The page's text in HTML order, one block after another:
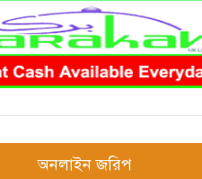
অনলাইন জরিপ